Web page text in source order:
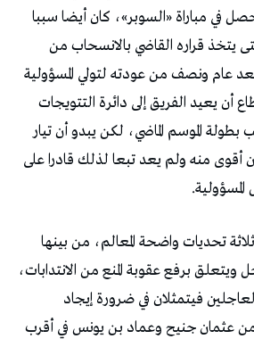
في مباراة «السوبر»، كان أيضا سببا
يتخذ قراره القاضي بالانسحاب من
عام ونصف من عودته لتولي المسؤولية
أن يعيد الفريق إلى دائرة التتويجات
الموسم الماضي، لكن يبدو أن تيار
كان أقوى منه ولم يعد تبعا لذلك قادرا على
تحديات واضحة المعالم، من بينها
ويتعلق برفع عقوبة المنع من الانتدابات،
فيتمثلان في ضرورة إيجاد
من عثمان جنيح وعماد بن يونس في أقرب